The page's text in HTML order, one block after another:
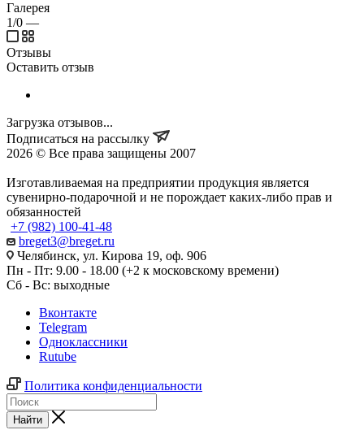
Галерея
1/0 —
Отзывы
Оставить отзыв
Загрузка отзывов...
Подписаться на рассылку
2026 © Все права защищены 2007
Изготавливаемая на предприятии продукция является
сувенирно-подарочной и не порождает каких-либо прав и
обязанностей
+7 (982) 100-41-48
breget3@breget.ru
Челябинск, ул. Кирова 19, оф. 906
Пн - Пт: 9.00 - 18.00 (+2 к московскому времени)
Сб - Вс: выходные
Вконтакте
Telegram
Одноклассники
Rutube
Политика конфиденциальности
Найти